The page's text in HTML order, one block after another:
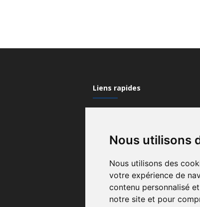
Nous utilisons
Nous utilisons des
votre expérience de
contenu personnalisé
notre site et pour
Liens rapides
Contactez-nous
Recrutement
Gérez vos cookies